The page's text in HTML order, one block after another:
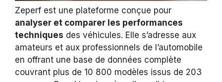
Zeperf est une plateforme conçue pour
analyser et comparer les performances
techniques des véhicules. Elle s’adresse aux
amateurs et aux professionnels de l’automobile
en offrant une base de données complète
couvrant plus de 10 800 modèles issus de 203